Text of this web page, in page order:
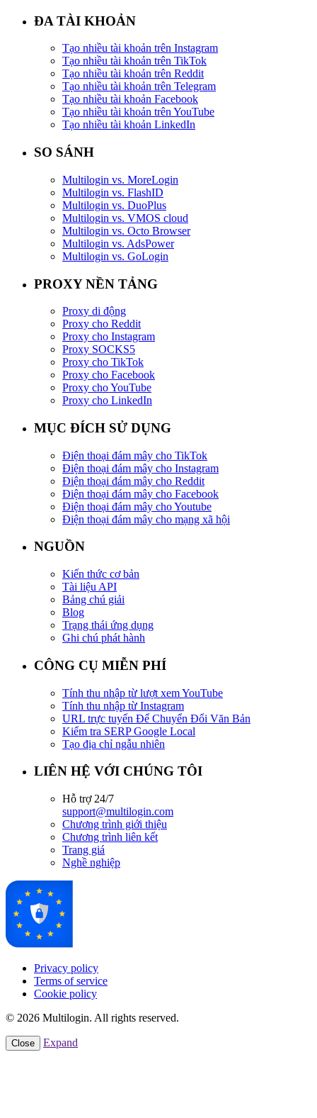
ĐA TÀI KHOẢN
Tạo nhiều tài khoản trên Instagram
Tạo nhiều tài khoản trên TikTok
Tạo nhiều tài khoản trên Reddit
Tạo nhiều tài khoản trên Telegram
Tạo nhiều tài khoản Facebook
Tạo nhiều tài khoản trên YouTube
Tạo nhiều tài khoản LinkedIn
SO SÁNH
Multilogin vs. MoreLogin
Multilogin vs. FlashID
Multilogin vs. DuoPlus
Multilogin vs. VMOS cloud
Multilogin vs. Octo Browser
Multilogin vs. AdsPower
Multilogin vs. GoLogin
PROXY NỀN TẢNG
Proxy di động
Proxy cho Reddit
Proxy cho Instagram
Proxy SOCKS5
Proxy cho TikTok
Proxy cho Facebook
Proxy cho YouTube
Proxy cho LinkedIn
MỤC ĐÍCH SỬ DỤNG
Điện thoại đám mây cho TikTok
Điện thoại đám mây cho Instagram
Điện thoại đám mây cho Reddit
Điện thoại đám mây cho Facebook
Điện thoại đám mây cho Youtube
Điện thoại đám mây cho mạng xã hội
NGUỒN
Kiến thức cơ bản
Tài liệu API
Bảng chú giải
Blog
Trạng thái ứng dụng
Ghi chú phát hành
CÔNG CỤ MIỄN PHÍ
Tính thu nhập từ lượt xem YouTube
Tính thu nhập từ Instagram
URL trực tuyến Để Chuyển Đổi Văn Bản
Kiểm tra SERP Google Local
Tạo địa chỉ ngẫu nhiên
LIÊN HỆ VỚI CHÚNG TÔI
Hỗ trợ 24/7
support@multilogin.com
Chương trình giới thiệu
Chương trình liên kết
Trang giá
Nghề nghiệp
Privacy policy
Terms of service
Cookie policy
© 2026 Multilogin. All rights reserved.
Close Expand